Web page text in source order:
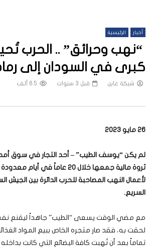
أخبار الرئيسية
“نهب وحرائق” .. الحرب
كبرى في السودان إلى
شبكة عاين قبل 3 سنوات 6.5 ألف
26 مايو 2023
لم يكن “يوسف الطيب” – أحد التجار في سوق
ثروة مالية جمعها خلال 20 عاماً
لأعمال النهب المصاحبة للحرب الدائرة بين الجيش
السريع.
مع مضي الوقت يسعى “الطيب” جاهداً ليقنع
لحقت به، فقد صار متجره الخاص ببيع المواد
تماماً بعد أن نُهبت كافة البضائع التي كانت